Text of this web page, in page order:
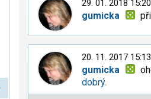
29. 01. 2018 15:20
gumicka
20. 11. 2017 15:13
gumicka
dobrý.